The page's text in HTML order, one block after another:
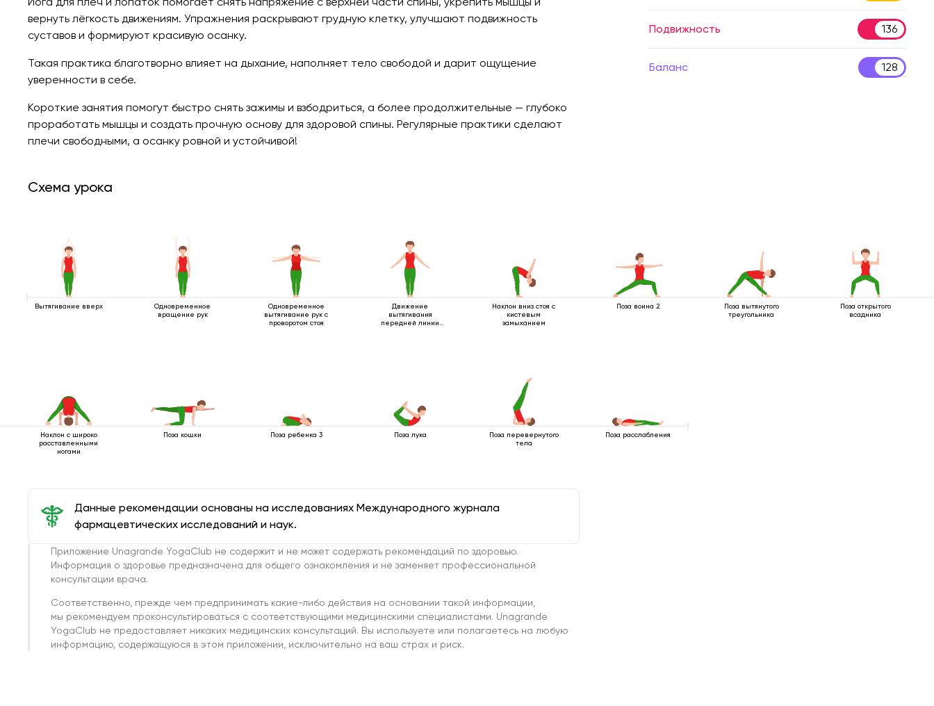
вернуть лёгкость движениям. Упражнения раскрывают грудную клетку, улучшают подвижность
суставов и формируют красивую осанку.
Такая практика благотворно влияет на дыхание, наполняет тело свободой и дарит ощущение
уверенности в себе.
Короткие занятия помогут быстро снять зажимы и взбодриться, а более продолжительные — глубоко
проработать мышцы и создать прочную основу для здоровой спины. Регулярные практики сделают
плечи свободными, а осанку ровной и устойчивой!
Подвижность 136
Баланс 128
Схема урока
Вытягивание вверх
Одновременное
вращение рук
Одновременное
вытягивание рук с
проворотом стоя
Движение
вытягивания
передней линии
Наклон вниз стоя с
кистевым
замыканием
Поза воина 2
Поза вытянутого
треугольника
Поза открытого
всадника
Наклон с широко
расставленными
ногами
Поза кошки Поза ребенка 3 Поза лука
Поза перевернутого
тела
Поза расслабления
Данные рекомендации основаны на исследованиях Международного журнала
фармацевтических исследований и наук.
Приложение Unagrande YogaClub не содержит и не может содержать рекомендаций по здоровью.
Информация о здоровье предназначена для общего ознакомления и не заменяет профессиональной
консультации врача.
Соответственно, прежде чем предпринимать какие-либо действия на основании такой информации,
мы рекомендуем проконсультироваться с соответствующими медицинскими специалистами. Unagrande
YogaClub не предоставляет никаких медицинских консультаций. Вы используете или полагаетесь на любую
информацию, содержащуюся в этом приложении, исключительно на ваш страх и риск.